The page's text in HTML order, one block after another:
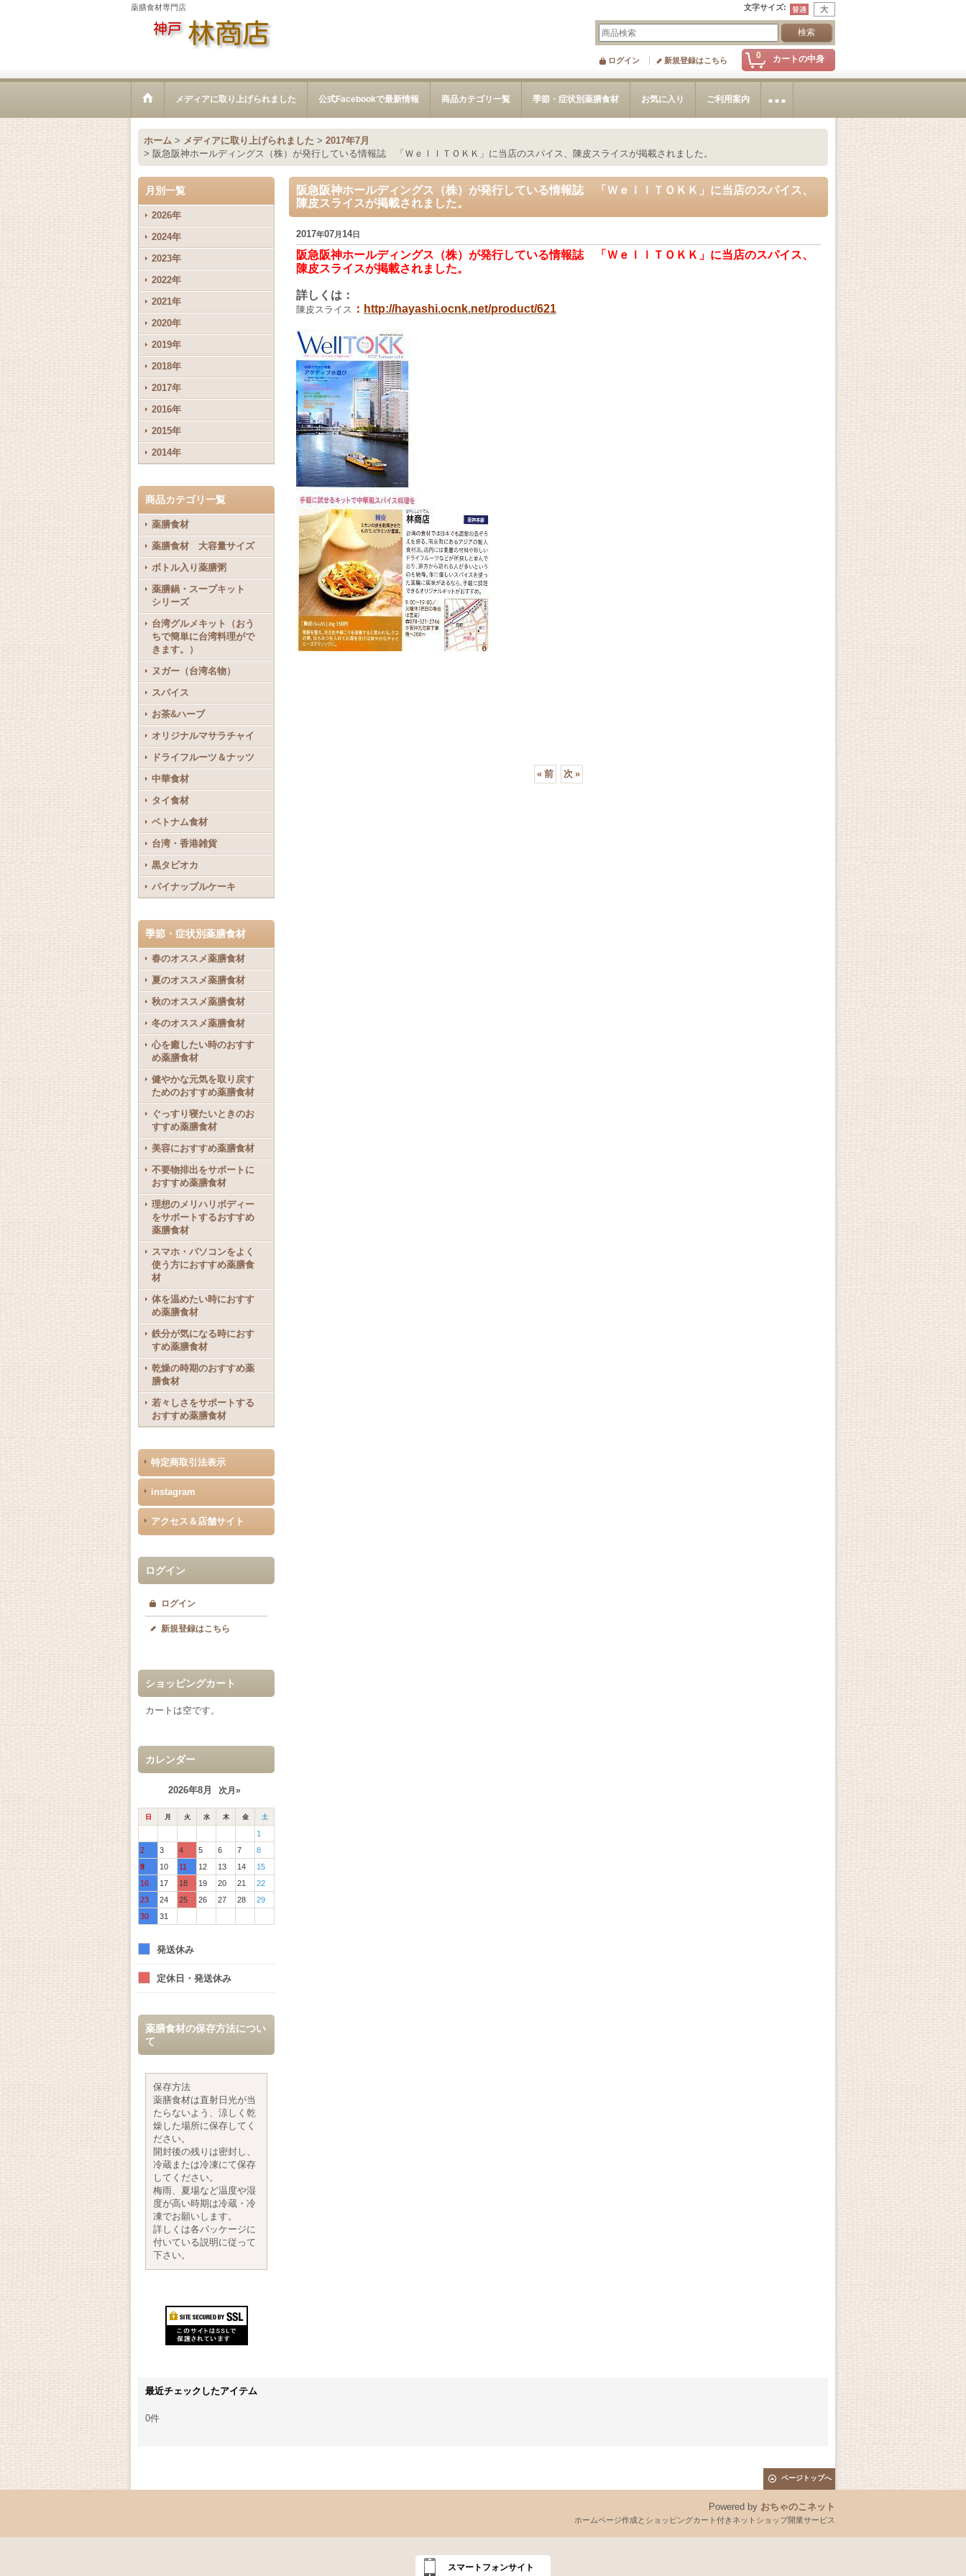
薬膳食材専門店 文字サイズ:
0 カートの中身
ログイン 新規登録はこちら
メディアに取り上げられました 公式Facebookで最新情報 商品カテゴリ一覧 季節・症状別薬膳食材 お気に入り ご利用案内
ホーム > メディアに取り上げられました > 2017年7月
> 阪急阪神ホールディングス（株）が発行している情報誌 「ＷｅｌｌＴＯＫＫ」に当店のスパイス、陳皮スライスが掲載されました。
月別一覧
2026年
2024年
2023年
2022年
2021年
2020年
2019年
2018年
2017年
2016年
2015年
2014年
商品カテゴリ一覧
薬膳食材
薬膳食材 大容量サイズ
ボトル入り薬膳粥
薬膳鍋・スープキット
シリーズ
台湾グルメキット（おう
ちで簡単に台湾料理がで
きます。）
ヌガー（台湾名物）
スパイス
お茶&ハーブ
オリジナルマサラチャイ
ドライフルーツ＆ナッツ
中華食材
タイ食材
ベトナム食材
台湾・香港雑貨
黒タピオカ
パイナップルケーキ
季節・症状別薬膳食材
春のオススメ薬膳食材
夏のオススメ薬膳食材
秋のオススメ薬膳食材
冬のオススメ薬膳食材
心を癒したい時のおすす
め薬膳食材
健やかな元気を取り戻す
ためのおすすめ薬膳食材
ぐっすり寝たいときのお
すすめ薬膳食材
美容におすすめ薬膳食材
不要物排出をサポートに
おすすめ薬膳食材
理想のメリハリボディー
をサポートするおすすめ
薬膳食材
スマホ・パソコンをよく
使う方におすすめ薬膳食
材
体を温めたい時におすす
め薬膳食材
鉄分が気になる時におす
すめ薬膳食材
乾燥の時期のおすすめ薬
膳食材
若々しさをサポートする
おすすめ薬膳食材
特定商取引法表示
instagram
アクセス＆店舗サイト
ログイン
ログイン
新規登録はこちら
ショッピングカート
カートは空です。
カレンダー
2026年8月 次月»
日 月 火 水 木 金 土
1
2
3 4 5 6 7
8
9
10 11 12 13 14
15
16
17 18 19 20 21
22
23
24 25 26 27 28
29
30
31
発送休み
定休日・発送休み
薬膳食材の保存方法につい
て
保存方法
薬膳食材は直射日光が当
たらないよう、涼しく乾
燥した場所に保存してく
ださい。
開封後の残りは密封し、
冷蔵または冷凍にて保存
してください。
梅雨、夏場など温度や湿
度が高い時期は冷蔵・冷
凍でお願いします。
詳しくは各パッケージに
付いている説明に従って
下さい。
阪急阪神ホールディングス（株）が発行している情報誌 「ＷｅｌｌＴＯＫＫ」に当店のスパイス、
陳皮スライスが掲載されました。
2017年07月14日
阪急阪神ホールディングス（株）が発行している情報誌 「ＷｅｌｌＴＯＫＫ」に当店のスパイス、
陳皮スライスが掲載されました。
詳しくは：
陳皮スライス ： http://hayashi.ocnk.net/product/621
« 前 次 »
最近チェックしたアイテム
0件
ページトップへ
Powered by おちゃのこネット
ホームページ作成とショッピングカート付きネットショップ開業サービス
スマートフォンサイト